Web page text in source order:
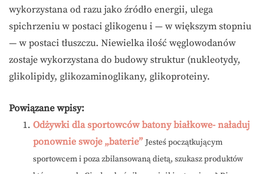
wykorzystana od razu jako źródło energii, ulega
spichrzeniu w postaci glikogenu i — w większym stopniu
— w postaci tłuszczu. Niewielka ilość węglowodanów
zostaje wykorzystana do budowy struktur (nukleotydy,
glikolipidy, glikozaminoglikany, glikoproteiny.
Powiązane wpisy:
Odżywki dla sportowców batony białkowe- naładuj
ponownie swoje „baterie” Jesteś początkującym
sportowcem i poza zbilansowaną dietą, szukasz produktów